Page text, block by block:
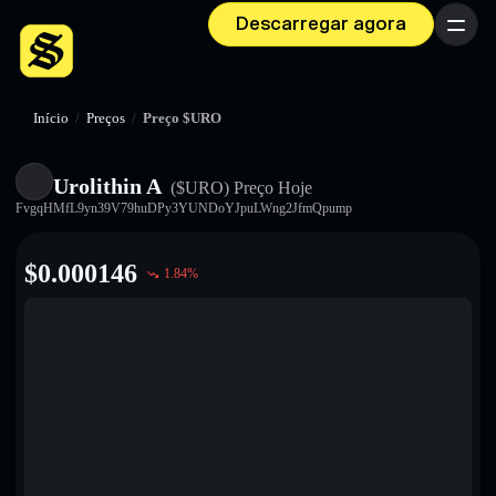
Descarregar agora Menu
Início / Preços / Preço $URO
Urolithin A ($URO) Preço Hoje
FvgqHMfL9yn39V79huDPy3YUNDoYJpuLWng2JfmQpump
$0.000146 1.84%